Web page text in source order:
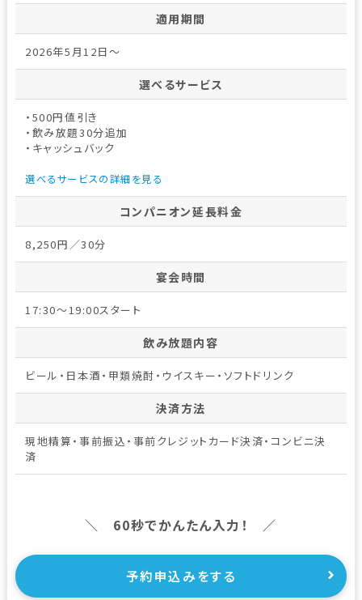
適用期間
2026年5月12日～
選べるサービス
・500円値引き
・飲み放題30分追加
・キャッシュバック
選べるサービスの詳細を見る
コンパニオン延長料金
8,250円／30分
宴会時間
17:30～19:00スタート
飲み放題内容
ビール・日本酒・甲類焼酎・ウイスキー・ソフトドリンク
決済方法
現地精算・事前振込・事前クレジットカード決済・コンビニ決
済
＼ 60秒でかんたん入力！ ／
予約申込みをする